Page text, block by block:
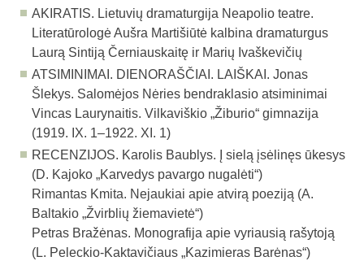
AKIRATIS. Lietuvių dramaturgija Neapolio teatre.
Literatūrologė Aušra Martišiūtė kalbina dramaturgus
Laurą Sintiją Černiauskaitę ir Marių Ivaškevičių
ATSIMINIMAI. DIENORAŠČIAI. LAIŠKAI. Jonas
Šlekys. Salomėjos Nėries bendraklasio atsiminimai
Vincas Laurynaitis. Vilkaviškio „Žiburio“ gimnazija
(1919. IX. 1–1922. XI. 1)
RECENZIJOS. Karolis Baublys. Į sielą įsėlinęs ūkesys
(D. Kajoko „Karvedys pavargo nugalėti“)
Rimantas Kmita. Nejaukiai apie atvirą poeziją (A.
Baltakio „Žvirblių žiemavietė“)
Petras Bražėnas. Monografija apie vyriausią rašytoją
(L. Peleckio-Kaktavičiaus „Kazimieras Barėnas“)